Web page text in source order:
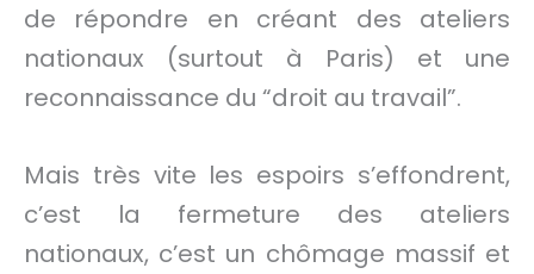
de répondre en créant des ateliers
nationaux (surtout à Paris) et une
reconnaissance du “droit au travail”.
Mais très vite les espoirs s’effondrent,
c’est la fermeture des ateliers
nationaux, c’est un chômage massif et